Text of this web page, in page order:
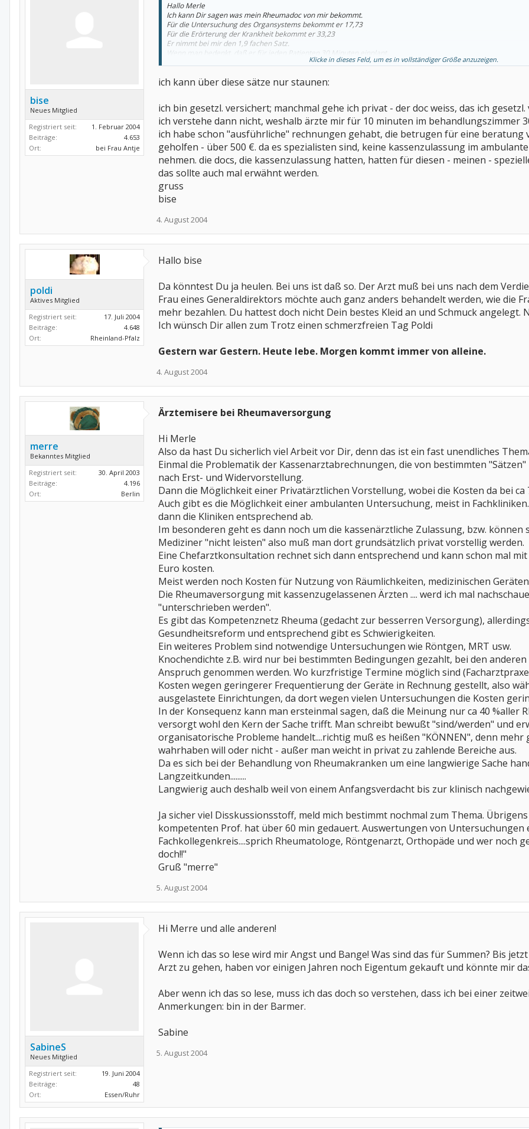
bise
Neues Mitglied
Registriert seit:
1. Februar 2004
Beiträge:
4.653
Ort:
bei Frau Antje
Hallo Merle
Ich kann Dir sagen was mein Rheumadoc von mir bekommt.
Für die Untersuchung des Organsystems bekommt er 17,73
Für die Erörterung der Krankheit bekommt er 33,23
Er nimmt bei mir den 1,9 fachen Satz.
Wenn man bedenkt, daß er für jeden Patienten 30 Minuten einplant,
Gruß Poldi
Klicke in dieses Feld, um es in vollständiger Größe anzuzeigen.
ich kann über diese sätze nur staunen:
ich bin gesetzl. versichert; manchmal gehe ich privat - der doc weiss, das ich
ich verstehe dann nicht, weshalb ärzte mir für 10 minuten im behandlungszimmer
ich habe schon "ausführliche" rechnungen gehabt, die betrugen für eine
geholfen - über 500 €. da es spezialisten sind, keine kassenzulassung im
nehmen. die docs, die kassenzulassung hatten, hatten für diesen - meinen -
das sollte auch mal erwähnt werden.
gruss
bise
4. August 2004
poldi
Aktives Mitglied
Registriert seit:
17. Juli 2004
Beiträge:
4.648
Ort:
Rheinland-Pfalz
Hallo bise
Da könntest Du ja heulen. Bei uns ist daß so. Der Arzt muß bei uns nach dem
Frau eines Generaldirektors möchte auch ganz anders behandelt werden, wie die
mehr bezahlen. Du hattest doch nicht Dein bestes Kleid an und Schmuck
Ich wünsch Dir allen zum Trotz einen schmerzfreien Tag Poldi
Gestern war Gestern. Heute lebe. Morgen kommt immer von alleine.
4. August 2004
merre
Bekanntes Mitglied
Registriert seit:
30. April 2003
Beiträge:
4.196
Ort:
Berlin
Ärztemisere bei Rheumaversorgung
Hi Merle
Also da hast Du sicherlich viel Arbeit vor Dir, denn das ist ein fast unendliches
Einmal die Problematik der Kassenarztabrechnungen, die von bestimmten
nach Erst- und Widervorstellung.
Dann die Möglichkeit einer Privatärztlichen Vorstellung, wobei die Kosten da bei ca
Auch gibt es die Möglichkeit einer ambulanten Untersuchung, meist in
dann die Kliniken entsprechend ab.
Im besonderen geht es dann noch um die kassenärztliche Zulassung, bzw.
Mediziner "nicht leisten" also muß man dort grundsätzlich privat vorstellig werden.
Eine Chefarztkonsultation rechnet sich dann entsprechend und kann schon mal
Euro kosten.
Meist werden noch Kosten für Nutzung von Räumlichkeiten, medizinischen
Die Rheumaversorgung mit kassenzugelassenen Ärzten .... werd ich mal
"unterschrieben werden".
Es gibt das Kompetenznetz Rheuma (gedacht zur besserren Versorgung),
Gesundheitsreform und entsprechend gibt es Schwierigkeiten.
Ein weiteres Problem sind notwendige Untersuchungen wie Röntgen, MRT usw.
Knochendichte z.B. wird nur bei bestimmten Bedingungen gezahlt, bei den
Anspruch genommen werden. Wo kurzfristige Termine möglich sind
Kosten wegen geringerer Frequentierung der Geräte in Rechnung gestellt, also
ausgelastete Einrichtungen, da dort wegen vielen Untersuchungen die Kosten
In der Konsequenz kann man ersteinmal sagen, daß die Meinung nur ca 40 %aller
versorgt wohl den Kern der Sache trifft. Man schreibt bewußt "sind/werden" und
organisatorische Probleme handelt....richtig muß es heißen "KÖNNEN", denn
wahrhaben will oder nicht - außer man weicht in privat zu zahlende Bereiche aus.
Da es sich bei der Behandlung von Rheumakranken um eine langwierige Sache
Langzeitkunden.........
Langwierig auch deshalb weil von einem Anfangsverdacht bis zur klinisch
Ja sicher viel Disskussionsstoff, meld mich bestimmt nochmal zum Thema.
kompetenten Prof. hat über 60 min gedauert. Auswertungen von
Fachkollegenkreis....sprich Rheumatologe, Röntgenarzt, Orthopäde und wer noch
doch!!"
Gruß "merre"
5. August 2004
SabineS
Neues Mitglied
Registriert seit:
19. Juni 2004
Beiträge:
48
Ort:
Essen/Ruhr
Hi Merre und alle anderen!
Wenn ich das so lese wird mir Angst und Bange! Was sind das für Summen? Bis
Arzt zu gehen, haben vor einigen Jahren noch Eigentum gekauft und könnte mir
Aber wenn ich das so lese, muss ich das doch so verstehen, dass ich bei einer
Anmerkungen: bin in der Barmer.
Sabine
5. August 2004